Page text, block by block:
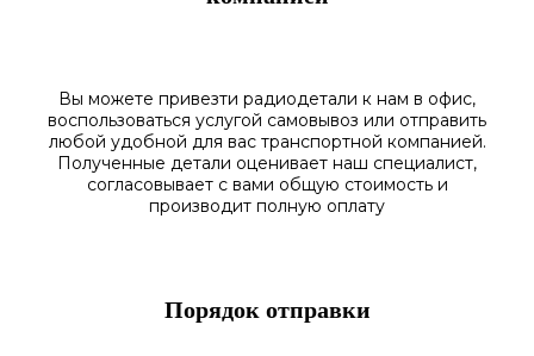
Вы можете привезти радиодетали к нам в офис,
воспользоваться услугой самовывоз или отправить
любой удобной для вас транспортной компанией.
Полученные детали оценивает наш специалист,
согласовываетс вами общую стоимость и
производит полную оплату
Порядок отправки